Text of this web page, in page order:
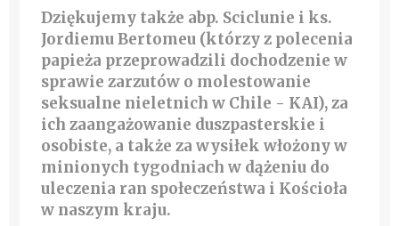
Dziękujemy także abp. Sciclunie i ks.
Jordiemu Bertomeu (którzy z polecenia
papieża przeprowadzili dochodzenie w
sprawie zarzutów o molestowanie
seksualne nieletnich w Chile - KAI), za
ich zaangażowanie duszpasterskie i
osobiste, a także za wysiłek włożony w
minionych tygodniach w dążeniu do
uleczenia ran społeczeństwa i Kościoła
w naszym kraju.